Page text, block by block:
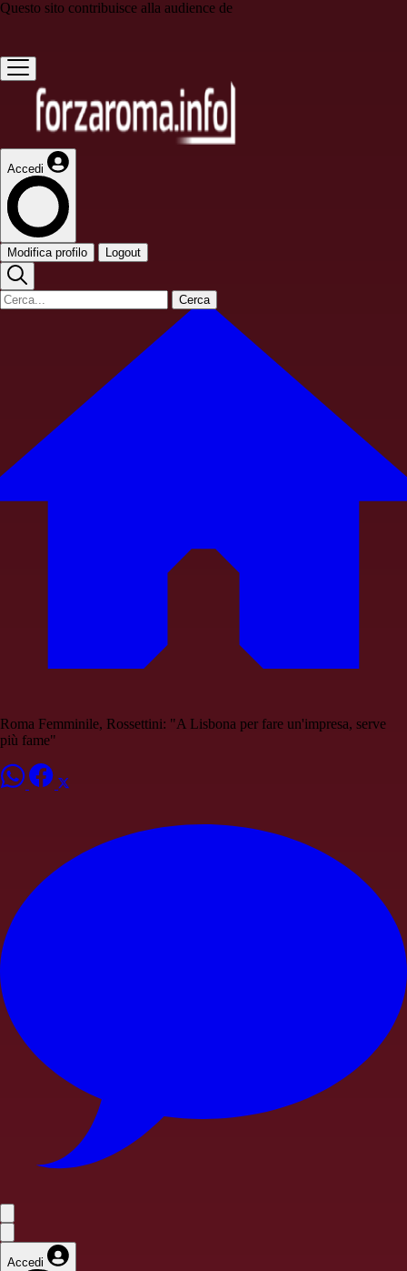
Questo sito contribuisce alla audience de
Accedi
Modifica profilo Logout
Cerca
Roma Femminile, Rossettini: "A Lisbona per fare un'impresa, serve
più fame"
Accedi